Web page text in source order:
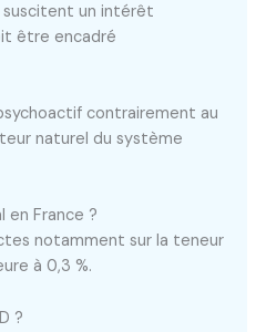
suscitent un intérêt
être encadré
contrairement au
naturel du système
en France ?
notamment sur la teneur
à 0,3 %.
?